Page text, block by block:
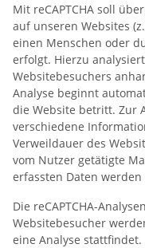
Mit reCAPTCHA soll
auf unseren Websites
einen Menschen oder
erfolgt. Hierzu analysiert
Websitebesuchers
Analyse beginnt
die Website betritt. Zur
verschiedene
Verweildauer des
vom Nutzer getätigte
erfassten Daten
Die reCAPTCHA-
Websitebesucher
eine Analyse stattfindet.